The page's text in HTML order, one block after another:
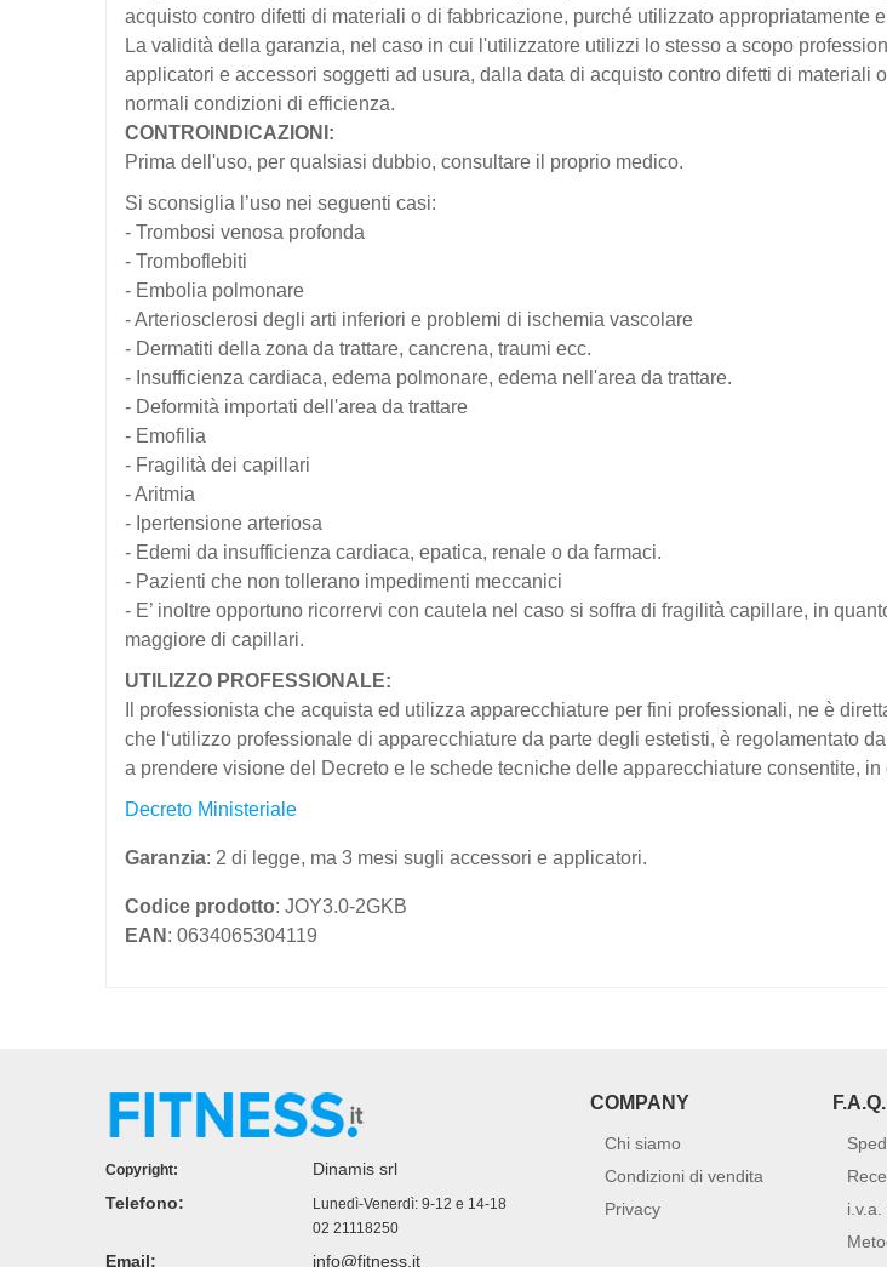
acquisto contro difetti di materiali o di fabbricazione, purché utilizzato appropriatamente
La validità della garanzia, nel caso in cui l'utilizzatore utilizzi lo stesso a scopo
applicatori e accessori soggetti ad usura, dalla data di acquisto contro difetti di
normali condizioni di efficienza.
CONTROINDICAZIONI:
Prima dell'uso, per qualsiasi dubbio, consultare il proprio medico.
Si sconsiglia l’uso nei seguenti casi:
- Trombosi venosa profonda
- Tromboflebiti
- Embolia polmonare
- Arteriosclerosi degli arti inferiori e problemi di ischemia vascolare
- Dermatiti della zona da trattare, cancrena, traumi ecc.
- Insufficienza cardiaca, edema polmonare, edema nell'area da trattare.
- Deformità importati dell'area da trattare
- Emofilia
- Fragilità dei capillari
- Aritmia
- Ipertensione arteriosa
- Edemi da insufficienza cardiaca, epatica, renale o da farmaci.
- Pazienti che non tollerano impedimenti meccanici
- E’ inoltre opportuno ricorrervi con cautela nel caso si soffra di fragilità capillare, in
maggiore di capillari.
UTILIZZO PROFESSIONALE:
Il professionista che acquista ed utilizza apparecchiature per fini professionali, ne è
che l‘utilizzo professionale di apparecchiature da parte degli estetisti, è regolamentato
a prendere visione del Decreto e le schede tecniche delle apparecchiature consentite, in
Decreto Ministeriale
Garanzia: 2 di legge, ma 3 mesi sugli accessori e applicatori.
Codice prodotto: JOY3.0-2GKB
EAN : 0634065304119
Copyright:
Dinamis srl
Telefono:
Lunedì-Venerdì: 9-12 e 14-18
02 21118250
Email: info@fitness.it
COMPANY
Chi siamo
Condizioni di vendita
Privacy
F.A.Q.